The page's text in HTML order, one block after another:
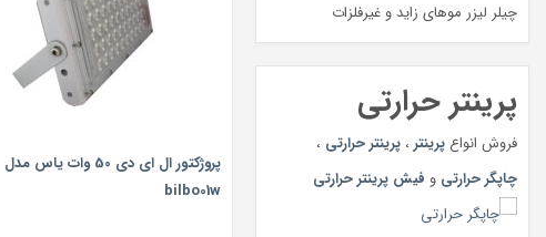
چیلر لیزر موهای زاید و غیرفلزات
پرینتر حرارتی
فروش انواع پرینتر ، پرینتر حرارتی ،
چاپگر حرارتی و فیش پرینتر حرارتی
پروژکتور ال ای دی 50 وات یاس مدل
bilbo01w